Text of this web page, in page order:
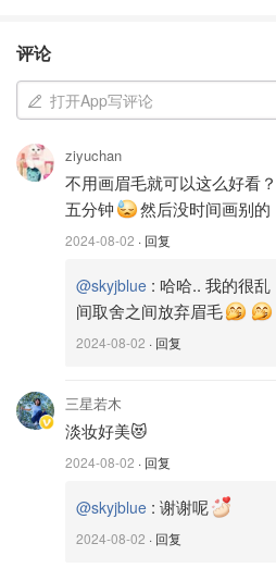
1. 粉底🌟
Dior 迪奥
涂完保养品以后，我先会涂粉底
底，这是我最喜欢最适合我皮肤
评论
打开App写评论
ziyuchan
不用画眉毛就可以这么好看
五分钟
然后没时间画别的
2024-08-02 · 回复
@skyjblue : 哈哈.. 我的很
间取舍之间放弃眉毛
2024-08-02 · 回复
三星若木
淡妆好美😻
2024-08-02 · 回复
@skyjblue : 谢谢呢
2024-08-02 · 回复